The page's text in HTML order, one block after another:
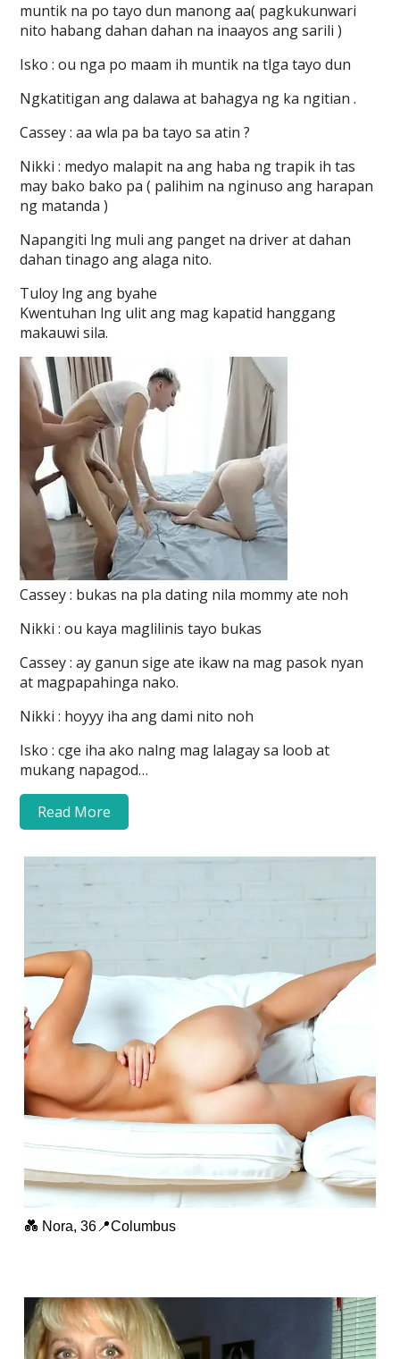
muntik na po tayo dun manong aa( pagkukunwari
nito habang dahan dahan na inaayos ang sarili )
Isko : ou nga po maam ih muntik na tlga tayo dun
Ngkatitigan ang dalawa at bahagya ng ka ngitian .
Cassey : aa wla pa ba tayo sa atin ?
Nikki : medyo malapit na ang haba ng trapik ih tas
may bako bako pa ( palihim na nginuso ang harapan
ng matanda )
Napangiti lng muli ang panget na driver at dahan
dahan tinago ang alaga nito.
Tuloy lng ang byahe
Kwentuhan lng ulit ang mag kapatid hanggang
makauwi sila.
Cassey : bukas na pla dating nila mommy ate noh
Nikki : ou kaya maglilinis tayo bukas
Cassey : ay ganun sige ate ikaw na mag pasok nyan
at magpapahinga nako.
Nikki : hoyyy iha ang dami nito noh
Isko : cge iha ako nalng mag lalagay sa loob at
mukang napagod…
Read More
💑 Nora, 36📍Columbus